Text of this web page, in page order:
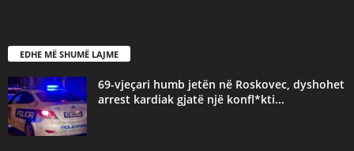
EDHE MË SHUMË LAJME
69-vjeçari humb jetën në Roskovec, dyshohet
arrest kardiak gjatë një konfl*kti...